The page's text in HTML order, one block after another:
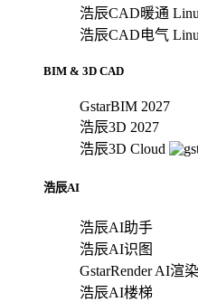
浩辰CAD暖通
浩辰CAD电气
BIM & 3D CAD
GstarBIM 2027
浩辰3D 2027
浩辰3D Cloud
浩辰AI
浩辰AI助手
浩辰AI识图
GstarRender AI渲染
浩辰AI楼梯